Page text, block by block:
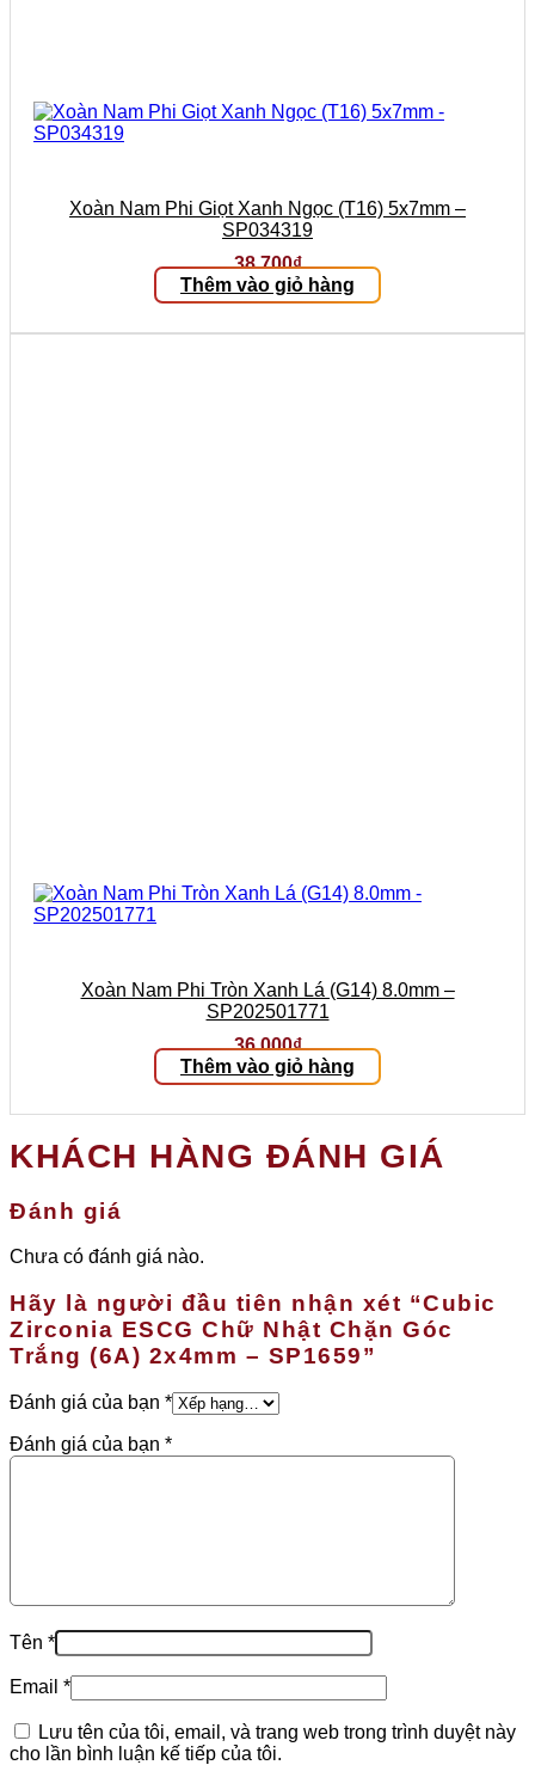
Xoàn Nam Phi Giọt Xanh Ngọc (T16) 5x7mm –
SP034319
38.700₫
Thêm vào giỏ hàng
Xoàn Nam Phi Tròn Xanh Lá (G14) 8.0mm –
SP202501771
36.000₫
Thêm vào giỏ hàng
KHÁCH HÀNG ĐÁNH GIÁ
Đánh giá
Chưa có đánh giá nào.
Hãy là người đầu tiên nhận xét “Cubic
Zirconia ESCG Chữ Nhật Chặn Góc
Trắng (6A) 2x4mm – SP1659”
Đánh giá của bạn *
Đánh giá của bạn *
Tên *
Email *
Lưu tên của tôi, email, và trang web trong trình duyệt này
cho lần bình luận kế tiếp của tôi.